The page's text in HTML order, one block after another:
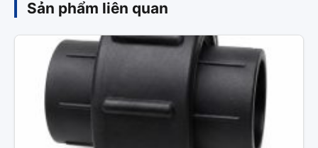
Sản phẩm liên quan